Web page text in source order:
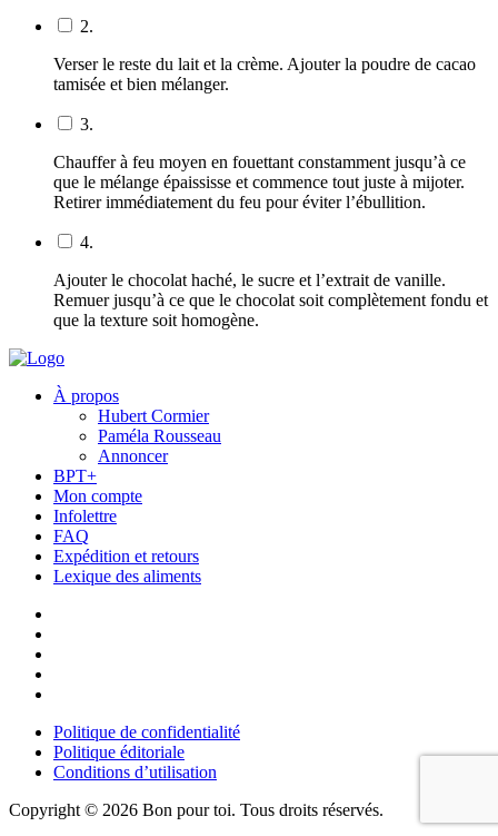
2.
Verser le reste du lait et la crème. Ajouter la poudre de cacao
tamisée et bien mélanger.
3.
Chauffer à feu moyen en fouettant constamment jusqu’à ce
que le mélange épaississe et commence tout juste à mijoter.
Retirer immédiatement du feu pour éviter l’ébullition.
4.
Ajouter le chocolat haché, le sucre et l’extrait de vanille.
Remuer jusqu’à ce que le chocolat soit complètement fondu et
que la texture soit homogène.
À propos
Hubert Cormier
Paméla Rousseau
Annoncer
BPT+
Mon compte
Infolettre
FAQ
Expédition et retours
Lexique des aliments
Politique de confidentialité
Politique éditoriale
Conditions d’utilisation
Copyright © 2026 Bon pour toi. Tous droits réservés.